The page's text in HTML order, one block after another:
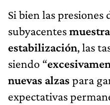
Si bien las presiones
subyacentes
estabilización, las
siendo “
nuevas alzas para
expectativas